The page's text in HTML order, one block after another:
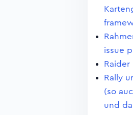
issue
Raider
Rally
(so
und